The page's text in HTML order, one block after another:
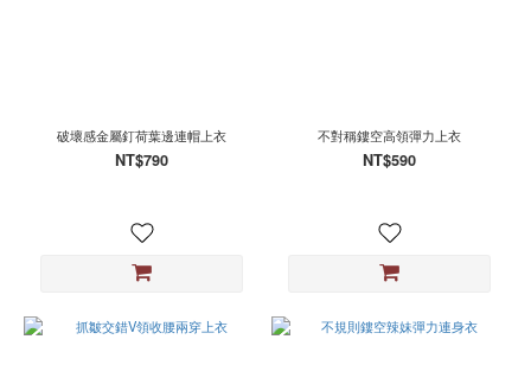
破壞感金屬釘荷葉邊連帽上衣
NT$790
不對稱鏤空高領彈力上衣
NT$590